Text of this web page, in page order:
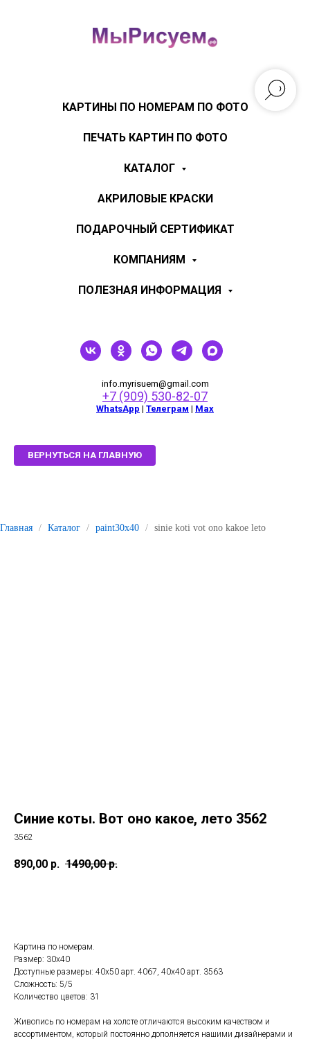
КАРТИНЫ ПО НОМЕРАМ ПО ФОТО
ПЕЧАТЬ КАРТИН ПО ФОТО
КАТАЛОГ
АКРИЛОВЫЕ КРАСКИ
ПОДАРОЧНЫЙ СЕРТИФИКАТ
КОМПАНИЯМ
ПОЛЕЗНАЯ ИНФОРМАЦИЯ
info.myrisuem@gmail.com
+7 (909) 530-82-07
WhatsApp | Телеграм | Мах
ВЕРНУТЬСЯ НА ГЛАВНУЮ
Главная / Каталог / paint30x40 / sinie koti vot ono kakoe leto
Синие коты. Вот оно какое, лето 3562
3562
890,00 р. 1490,00 р.
Картина по номерам.
Размер: 30х40
Доступные размеры: 40х50 арт. 4067, 40х40 арт. 3563
Сложность: 5/5
Количество цветов: 31
Живопись по номерам на холсте отличаются высоким качеством и
ассортиментом, который постоянно дополняется нашими дизайнерами и